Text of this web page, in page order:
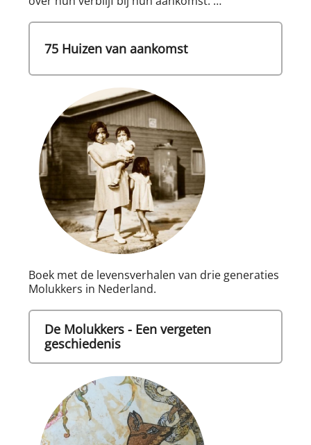
75 Huizen van aankomst
Boek met de levensverhalen van drie generaties
Molukkers in Nederland.
De Molukkers - Een vergeten
geschiedenis